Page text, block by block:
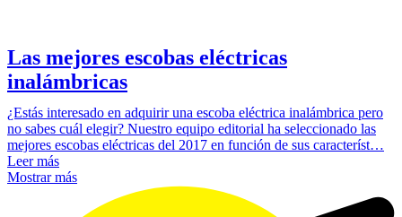
Las mejores escobas eléctricas
inalámbricas
¿Estás interesado en adquirir una escoba eléctrica inalámbrica pero
no sabes cuál elegir? Nuestro equipo editorial ha seleccionado las
mejores escobas eléctricas del 2017 en función de sus característ…
Leer más
Mostrar más